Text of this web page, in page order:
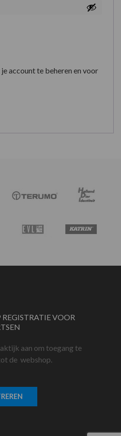
account te beheren en voor
VOOR
aan om toegang te
de webshop.